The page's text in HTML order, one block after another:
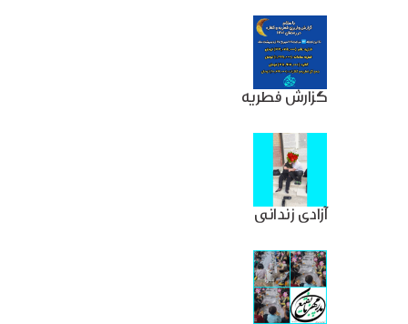
گزارش فطریه
آزادی زندانی